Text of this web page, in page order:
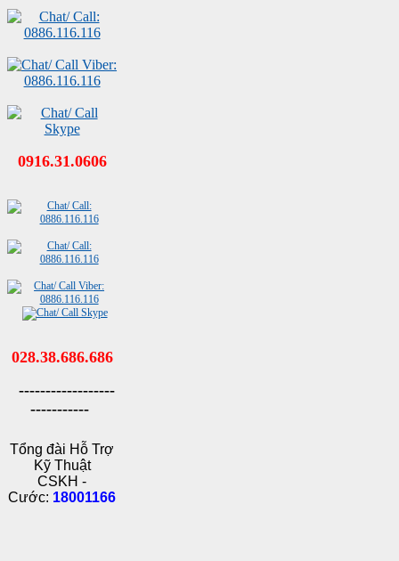
0916.31.0606
028.38.686.686
------------------
-----------
Tổng đài Hỗ Trợ
Kỹ Thuật
CSKH -
Cước: 18001166